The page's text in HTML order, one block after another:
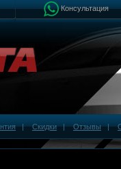
Консультация
|Скидки|Отзывы|